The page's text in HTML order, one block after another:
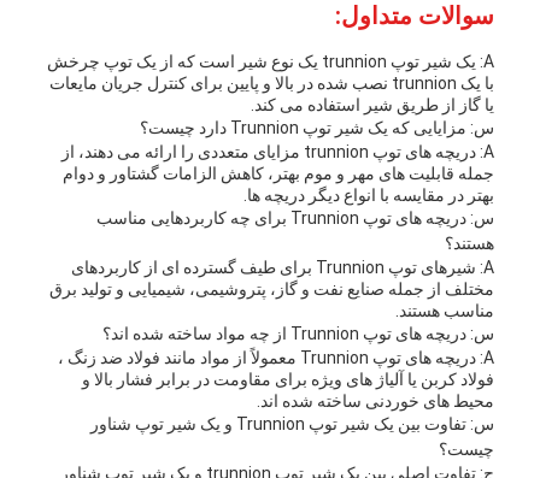
سوالات متداول:
A: یک شیر توپ trunnion یک نوع شیر است که از یک توپ چرخش
با یک trunnion نصب شده در بالا و پایین برای کنترل جریان مایعات
یا گاز از طریق شیر استفاده می کند.
س: مزایایی که یک شیر توپ Trunnion دارد چیست؟
A: دریچه های توپ trunnion مزایای متعددی را ارائه می دهند، از
جمله قابلیت های مهر و موم بهتر، کاهش الزامات گشتاور و دوام
بهتر در مقایسه با انواع دیگر دریچه ها.
س: دریچه های توپ Trunnion برای چه کاربردهایی مناسب
هستند؟
A: شیرهای توپ Trunnion برای طیف گسترده ای از کاربردهای
مختلف از جمله صنایع نفت و گاز، پتروشیمی، شیمیایی و تولید برق
مناسب هستند.
س: دریچه های توپ Trunnion از چه مواد ساخته شده اند؟
A: دریچه های توپ Trunnion معمولاً از مواد مانند فولاد ضد زنگ ،
فولاد کربن یا آلیاژ های ویژه برای مقاومت در برابر فشار بالا و
محیط های خوردنی ساخته شده اند.
س: تفاوت بین یک شیر توپ Trunnion و یک شیر توپ شناور
چیست؟
ج: تفاوت اصلی بین یک شیر توپ trunnion و یک شیر توپ شناور